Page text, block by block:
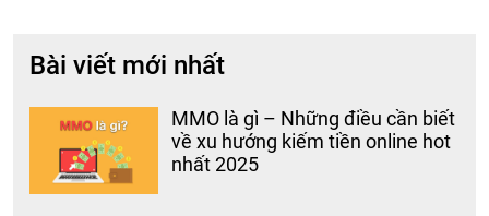
Bài viết mới nhất
MMO là gì – Những điều cần biết
về xu hướng kiếm tiền online hot
nhất 2025